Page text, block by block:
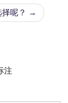
呢？
注